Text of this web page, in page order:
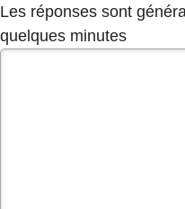
Les réponses sont
quelques minutes